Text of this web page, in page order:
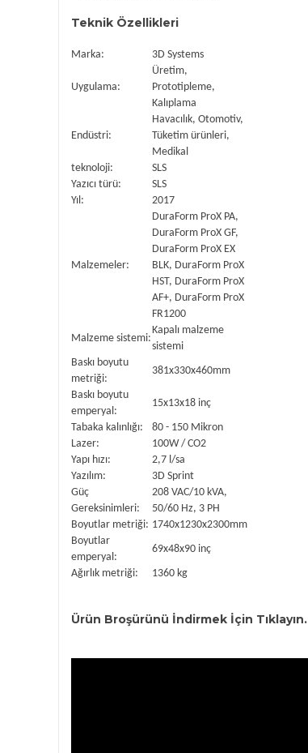
Teknik Özellikleri
Marka: 3D Systems
Uygulama:
Üretim,
Prototipleme,
Kalıplama
Endüstri:
Havacılık, Otomotiv,
Tüketim ürünleri,
Medikal
teknoloji:
SLS
Yazıcı türü:
SLS
Yıl:
2017
Malzemeler:
DuraForm ProX PA,
DuraForm ProX GF,
DuraForm ProX EX
BLK, DuraForm ProX
HST, DuraForm ProX
AF+, DuraForm ProX
FR1200
Malzeme sistemi:
Kapalı malzeme
sistemi
Baskı boyutu
metriği:
381x330x460mm
Baskı boyutu
emperyal:
15x13x18 inç
Tabaka kalınlığı:
80 - 150 Mikron
Lazer:
100W / CO2
Yapı hızı:
2,7 l/sa
Yazılım:
3D Sprint
Güç
Gereksinimleri:
208 VAC/10 kVA,
50/60 Hz, 3 PH
Boyutlar metriği: 1740x1230x2300mm
Boyutlar
emperyal:
69x48x90 inç
Ağırlık metriği:
1360 kg
Ürün Broşürünü İndirmek İçin Tıklayın.